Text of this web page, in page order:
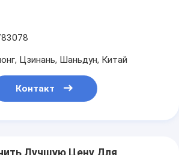
Цзинань, Шаньдун, Китай
Контакт